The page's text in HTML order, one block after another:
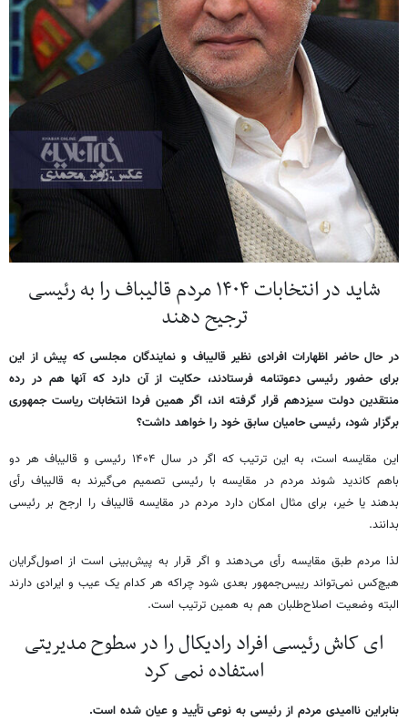
شاید در انتخابات ۱۴۰۴ مردم قالیباف را به رئیسی
ترجیح دهند
در حال حاضر اظهارات افرادی نظیر قالیباف و نمایندگان مجلسی که پیش از این
برای حضور رئیسی دعوتنامه فرستادند، حکایت از آن دارد که آنها هم در رده
منتقدین دولت سیزدهم قرار گرفته اند، اگر همین فردا انتخابات ریاست جمهوری
برگزار شود، رئیسی حامیان سابق خود را خواهد داشت؟
این مقایسه است، به این ترتیب که اگر در سال ۱۴۰۴ رئیسی و قالیباف هر دو
باهم کاندید شوند مردم در مقایسه با رئیسی تصمیم می‌گیرند به قالیباف رأی
بدهند یا خیر، برای مثال امکان دارد مردم در مقایسه قالیباف را ارجح بر رئیسی
بدانند.
لذا مردم طبق مقایسه رأی می‌دهند و اگر قرار به پیش‌بینی است از اصول‌گرایان
هیچ‌کس نمی‌تواند رییس‌جمهور بعدی شود چراکه هر کدام یک عیب و ایرادی دارند
البته وضعیت اصلاح‌طلبان هم به همین ترتیب است.
ای کاش رئیسی افراد رادیکال را در سطوح مدیریتی
استفاده نمی کرد
بنابراین ناامیدی مردم از رئیسی به نوعی تأیید و عیان شده است.